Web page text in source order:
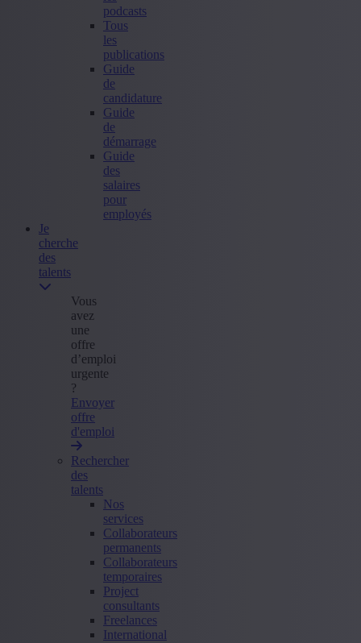
podcasts
Tous
les
publications
Guide
de
candidature
Guide
de
démarrage
Guide
des
salaires
pour
employés
Je
cherche
des
talents
Vous
avez
une
offre
d’emploi
urgente
?
Envoyer
offre
d'emploi
Rechercher
des
talents
Nos
services
Collaborateurs
permanents
Collaborateurs
temporaires
Project
consultants
Freelances
International